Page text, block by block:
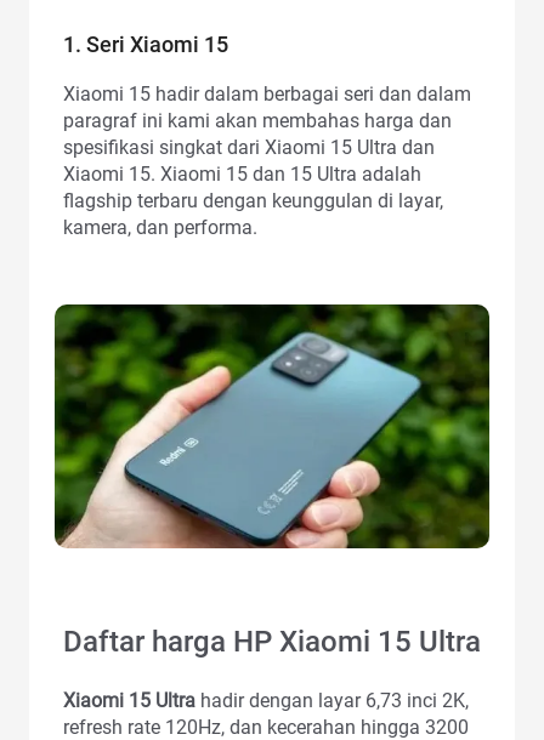
1. Seri Xiaomi 15
Xiaomi 15 hadir dalam berbagai seri dan dalam
paragraf ini kami akan membahas harga dan
spesifikasi singkat dari Xiaomi 15 Ultra dan
Xiaomi 15. Xiaomi 15 dan 15 Ultra adalah
flagship terbaru dengan keunggulan di layar,
kamera, dan performa.
Daftar harga HP Xiaomi 15 Ultra
Xiaomi 15 Ultra hadir dengan layar 6,73 inci 2K,
refresh rate 120Hz, dan kecerahan hingga 3200